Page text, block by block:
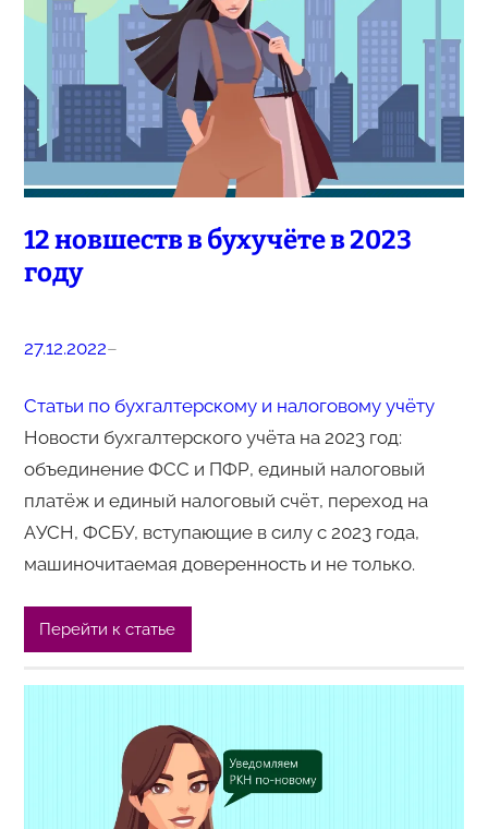
12 новшеств в бухучёте в 2023
году
27.12.2022–
Статьи по бухгалтерскому и налоговому учёту
Новости бухгалтерского учёта на 2023 год:
объединение ФСС и ПФР, единый налоговый
платёж и единый налоговый счёт, переход на
АУСН, ФСБУ, вступающие в силу с 2023 года,
машиночитаемая доверенность и не только.
Перейти к статье